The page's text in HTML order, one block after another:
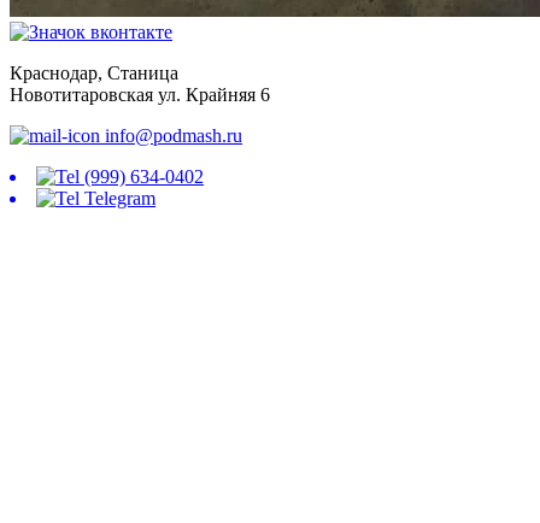
Краснодар, Станица
Новотитаровская ул. Крайняя 6
info@podmash.ru
(999) 634-0402
Telegram